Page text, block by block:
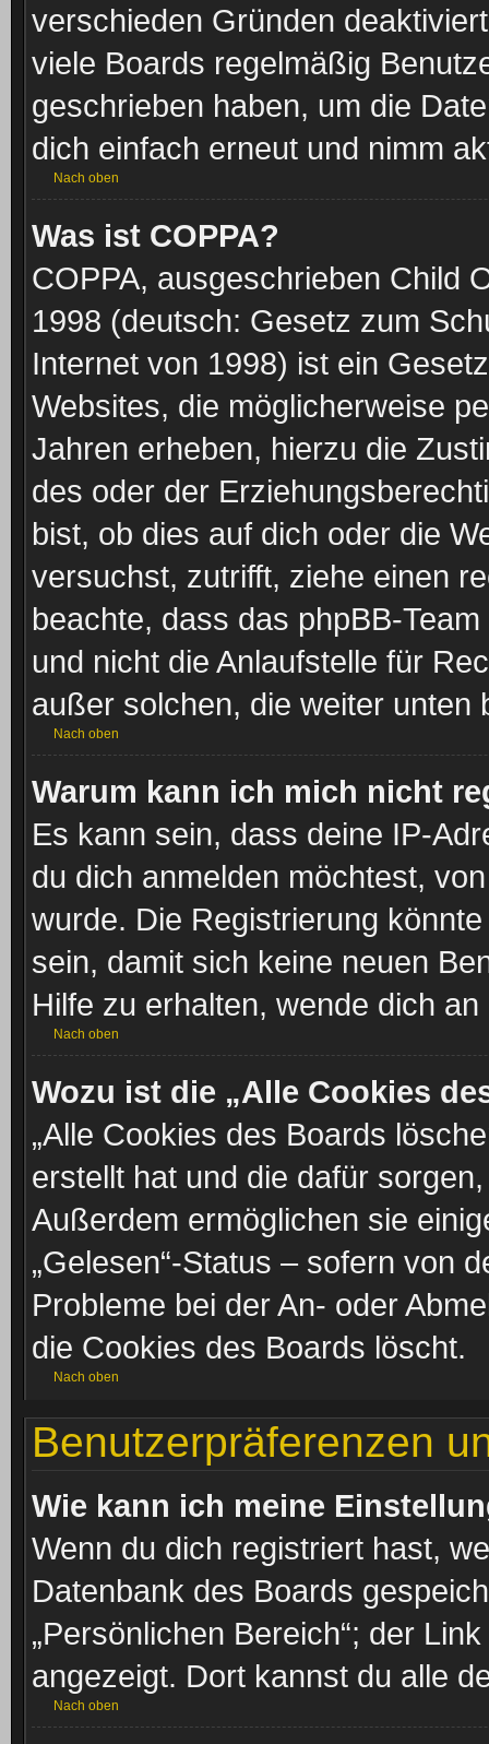
verschieden Gründen
viele Boards regelmäßig
geschrieben haben, um die
dich einfach erneut und nimm
Nach oben
Was ist COPPA?
COPPA, ausgeschrieben Child
1998 (deutsch: Gesetz zum
Internet von 1998) ist ein
Websites, die möglicherweise
Jahren erheben, hierzu die
des oder der
bist, ob dies auf dich oder die
versuchst, zutrifft, ziehe einen
beachte, dass das phpBB-
und nicht die Anlaufstelle für
außer solchen, die weiter unten
Nach oben
Warum kann ich mich nicht
Es kann sein, dass deine IP-
du dich anmelden möchtest,
wurde. Die Registrierung
sein, damit sich keine neuen
Hilfe zu erhalten, wende dich
Nach oben
Wozu ist die „Alle Cookies
„Alle Cookies des Boards
erstellt hat und die dafür
Außerdem ermöglichen sie
„Gelesen“-Status – sofern von
Probleme bei der An- oder
die Cookies des Boards löscht.
Nach oben
Benutzerpräferenzen
Wie kann ich meine
Wenn du dich registriert hast,
Datenbank des Boards
„Persönlichen Bereich“; der
angezeigt. Dort kannst du alle
Nach oben